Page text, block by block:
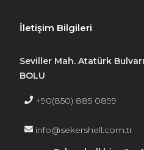
İletişim Bilgileri
Seviller Mah. Atatürk
BOLU
+90(850) 885 0899
info@sekershell.com.tr